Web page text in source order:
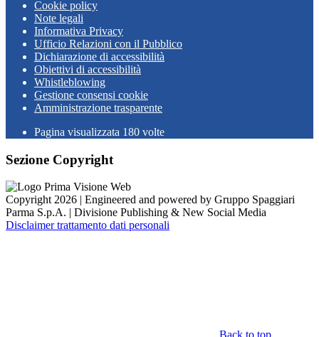
Cookie policy
Note legali
Informativa Privacy
Ufficio Relazioni con il Pubblico
Dichiarazione di accessibilità
Obiettivi di accessibilità
Whistleblowing
Gestione consensi cookie
Amministrazione trasparente
Pagina visualizzata 180 volte
Sezione Copyright
Copyright 2026 | Engineered and powered by Gruppo Spaggiari
Parma S.p.A. | Divisione Publishing & New Social Media
Disclaimer trattamento dati personali